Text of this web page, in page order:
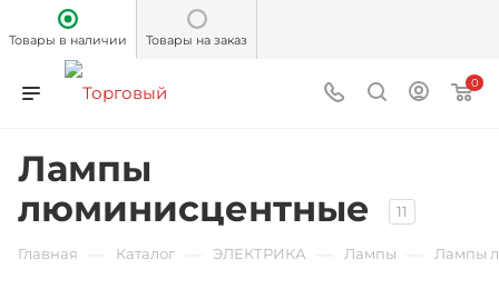
Товары в наличии Товары на заказ
0
Лампы
люминисцентные
11
Главная Каталог ЭЛЕКТРИКА Лампы Лампы